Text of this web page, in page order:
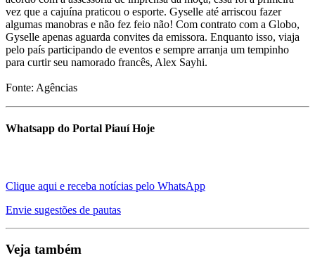
vez que a cajuína praticou o esporte. Gyselle até arriscou fazer
algumas manobras e não fez feio não! Com contrato com a Globo,
Gyselle apenas aguarda convites da emissora. Enquanto isso, viaja
pelo país participando de eventos e sempre arranja um tempinho
para curtir seu namorado francês, Alex Sayhi.
Fonte: Agências
Whatsapp do Portal Piauí Hoje
Clique aqui e receba notícias pelo WhatsApp
Envie sugestões de pautas
Veja também